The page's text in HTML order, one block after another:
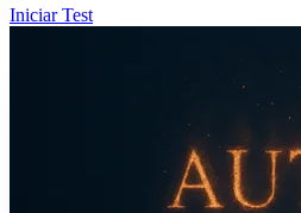
Iniciar Test